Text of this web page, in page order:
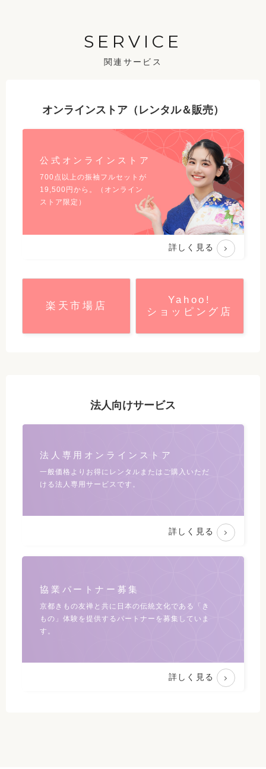
SERVICE
関連サービス
オンラインストア（レンタル＆販売）
公式オンラインストア
700点以上の振袖フルセットが
19,500 円から。（オンライン
ストア限定）
詳しく見る
楽天市場店
Yahoo!
ショッピング店
法人向けサービス
法人専用オンラインストア
一般価格よりお得にレンタルまたは ご購入いただ
ける法人専用サービスです。
詳しく見る
協業パートナー募集
京都きもの友禅と共に日本の伝統文化である
「き
もの」体験を提供するパートナーを募集していま
す。
詳しく見る